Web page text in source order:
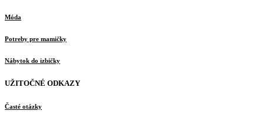
Móda
Potreby pre mamičky
Nábytok do izbičky
UŽITOČNÉ ODKAZY
Časté otázky